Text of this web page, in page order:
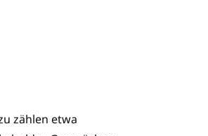
zählen etwa